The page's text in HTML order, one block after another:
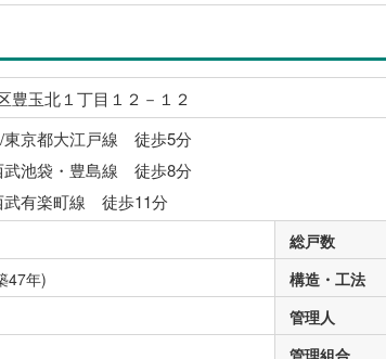
豊玉北１丁目１２－１２
/東京都大江戸線 徒歩5分
武池袋・豊島線 徒歩8分
武有楽町線 徒歩11分
総戸数
47年) 構造・工法
管理人
管理組合